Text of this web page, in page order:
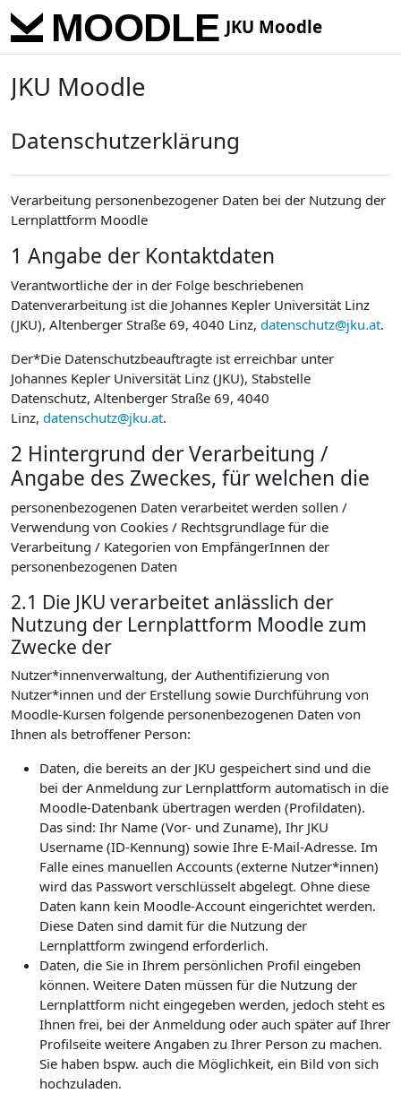
Skip to main content
JKU Moodle
JKU Moodle
Datenschutzerklärung
Verarbeitung personenbezogener Daten bei der Nutzung der
Lernplattform Moodle
1 Angabe der Kontaktdaten
Verantwortliche der in der Folge beschriebenen
Datenverarbeitung ist die Johannes Kepler Universität Linz
(JKU), Altenberger Straße 69, 4040 Linz, datenschutz@jku.at.
Der*Die Datenschutzbeauftragte ist erreichbar unter
Johannes Kepler Universität Linz (JKU), Stabstelle
Datenschutz, Altenberger Straße 69, 4040
Linz, datenschutz@jku.at.
2 Hintergrund der Verarbeitung /
Angabe des Zweckes, für welchen die
personenbezogenen Daten verarbeitet werden sollen /
Verwendung von Cookies / Rechtsgrundlage für die
Verarbeitung / Kategorien von EmpfängerInnen der
personenbezogenen Daten
2.1 Die JKU verarbeitet anlässlich der
Nutzung der Lernplattform Moodle zum
Zwecke der
Nutzer*innenverwaltung, der Authentifizierung von
Nutzer*innen und der Erstellung sowie Durchführung von
Moodle-Kursen folgende personenbezogenen Daten von
Ihnen als betroffener Person:
Daten, die bereits an der JKU gespeichert sind und die
bei der Anmeldung zur Lernplattform automatisch in die
Moodle-Datenbank übertragen werden (Profildaten).
Das sind: Ihr Name (Vor- und Zuname), Ihr JKU
Username (ID-Kennung) sowie Ihre E-Mail-Adresse. Im
Falle eines manuellen Accounts (externe Nutzer*innen)
wird das Passwort verschlüsselt abgelegt. Ohne diese
Daten kann kein Moodle-Account eingerichtet werden.
Diese Daten sind damit für die Nutzung der
Lernplattform zwingend erforderlich.
Daten, die Sie in Ihrem persönlichen Profil eingeben
können. Weitere Daten müssen für die Nutzung der
Lernplattform nicht eingegeben werden, jedoch steht es
Ihnen frei, bei der Anmeldung oder auch später auf Ihrer
Profilseite weitere Angaben zu Ihrer Person zu machen.
Sie haben bspw. auch die Möglichkeit, ein Bild von sich
hochzuladen.